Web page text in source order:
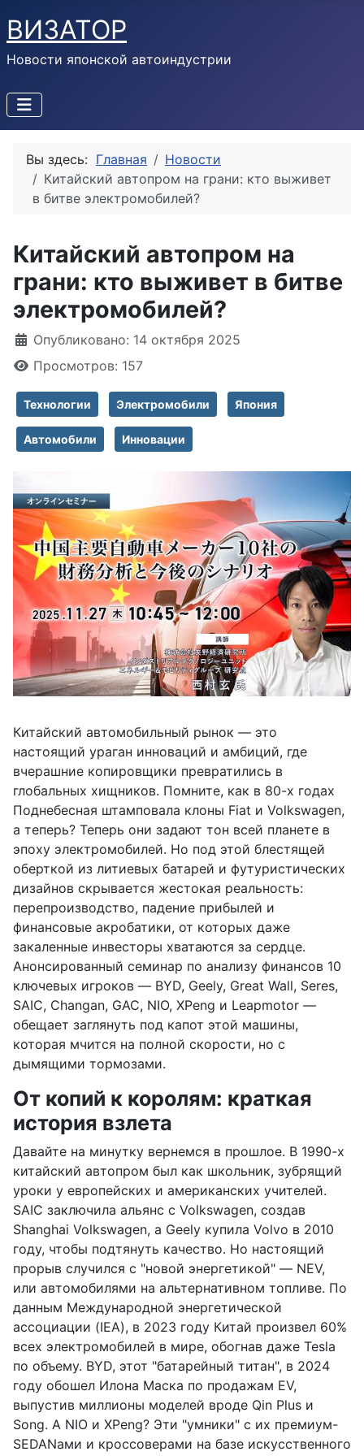
ВИЗАТОР
Новости японской автоиндустрии
Вы здесь: Главная
Новости
Китайский автопром на грани: кто выживет
в битве электромобилей?
Китайский автопром на
грани: кто выживет в битве
электромобилей?
Информация о материале
Опубликовано: 14 октября 2025
Просмотров: 157
Технологии Электромобили Япония
Автомобили Инновации
Китайский автомобильный рынок — это
настоящий ураган инноваций и амбиций, где
вчерашние копировщики превратились в
глобальных хищников. Помните, как в 80-х годах
Поднебесная штамповала клоны Fiat и Volkswagen,
а теперь? Теперь они задают тон всей планете в
эпоху электромобилей. Но под этой блестящей
оберткой из литиевых батарей и футуристических
дизайнов скрывается жестокая реальность:
перепроизводство, падение прибылей и
финансовые акробатики, от которых даже
закаленные инвесторы хватаются за сердце.
Анонсированный семинар по анализу финансов 10
ключевых игроков — BYD, Geely, Great Wall, Seres,
SAIC, Changan, GAC, NIO, XPeng и Leapmotor —
обещает заглянуть под капот этой машины,
которая мчится на полной скорости, но с
дымящими тормозами.
От копий к королям: краткая
история взлета
Давайте на минутку вернемся в прошлое. В 1990-х
китайский автопром был как школьник, зубрящий
уроки у европейских и американских учителей.
SAIC заключила альянс с Volkswagen, создав
Shanghai Volkswagen, а Geely купила Volvo в 2010
году, чтобы подтянуть качество. Но настоящий
прорыв случился с "новой энергетикой" — NEV,
или автомобилями на альтернативном топливе. По
данным Международной энергетической
ассоциации (IEA), в 2023 году Китай произвел 60%
всех электромобилей в мире, обогнав даже Tesla
по объему. BYD, этот "батарейный титан", в 2024
году обошел Илона Маска по продажам EV,
выпустив миллионы моделей вроде Qin Plus и
Song. А NIO и XPeng? Эти "умники" с их премиум-
SEDANами и кроссоверами на базе искусственного